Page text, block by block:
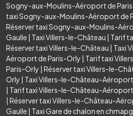
Sogny-aux-Moulins-Aéroport de Paris
taxi Sogny-aux-Moulins-Aéroport de
Réserver taxi Sogny-aux-Moulins-
Gaulle | Taxi Villers-le-Château | Tarif
Réserver taxi Villers-le-Château | Taxi
Aéroport de Paris-Orly | Tarif taxi
Paris-Orly | Réserver taxi Villers-le-
Orly | Taxi Villers-le-Château-Aéroport
| Tarif taxi Villers-le-Château-Aéroport
| Réserver taxi Villers-le-Château-
Gaulle | Taxi Gare de chalon en